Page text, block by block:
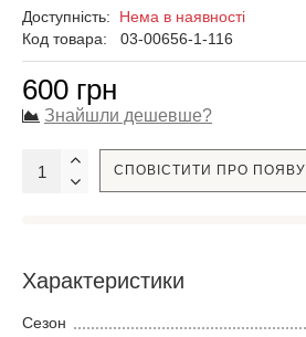
Доступність: Нема в наявності
Код товара:
03-00656-1-116
600 грн
Знайшли дешевше?
СПОВІСТИТИ ПРО ПОЯВУ
Характеристики
Сезон